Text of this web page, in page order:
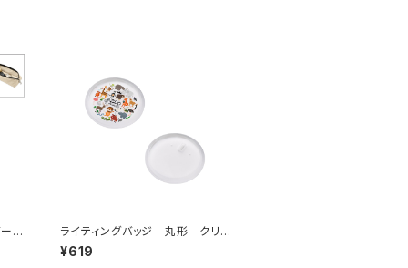
ーシ
ライティングバッジ 丸形 クリア
MG
¥619